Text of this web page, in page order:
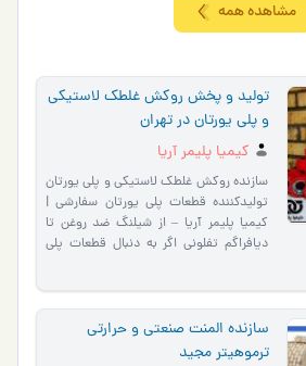
مشاهده همه
تولید و پخش روکش غلطک لاستیکی
و پلی یورتان در تهران
کیمیا پلیمر آریا
سازنده روکش غلطک لاستیکی و پلی یورتان
تولیدکننده قطعات پلی یورتان سفارشی |
کیمیا پلیمر آریا – از شیلنگ ضد روغن تا
دیافراگم تفلونی اگر به دنبال قطعات پلی
سازنده المنت صنعتی و حرارتی
ترموهیتر مجید